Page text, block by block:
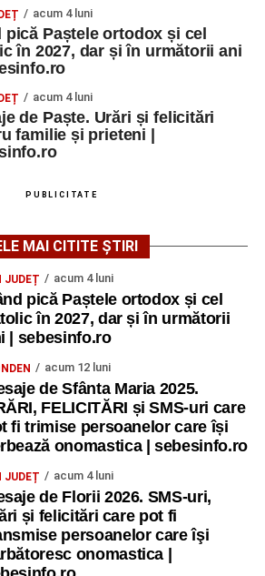
2026
Municipal „Ioan
artelor”– salon literar și întâlnire
alături de artiști locali.
cinematografică:
Vivaldi (rating N-15).
26 AUGUST 2026
orașului
Răhău: activități recreative pentru
Școlii „M. Kogălniceanu”: activități
Muzeului Municipal „Ioan Raica”
de vară„Curcubeul Prieteniei”
Municipiului Sebeș:
a șefilor de promoție și a elevilor
acum 4 luni
pică Paștele ortodox și cel
în 2027, dar și în următorii ani
acum 4 luni
de Paște. Urări și felicitări
familie și prieteni |
PUBLICITATE
MAI CITITE ȘTIRI
JUDEȚ acum 4 luni
pică Paștele ortodox și cel
în 2027, dar și în următorii
| sebesinfo.ro
acum 12 luni
de Sfânta Maria 2025.
FELICITĂRI și SMS-uri care
fi trimise persoanelor care își
onomastica | sebesinfo.ro
JUDEȚ acum 4 luni
de Florii 2026. SMS-uri,
și felicitări care pot fi
persoanelor care îşi
onomastica |